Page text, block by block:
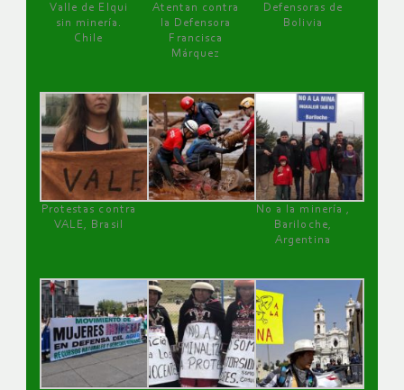
Valle de Elqui
sin minería.
Chile
Atentan contra
la Defensora
Francisca
Márquez
Defensoras de
Bolivia
Protestas contra
VALE, Brasil
No a la minería ,
Bariloche,
Argentina